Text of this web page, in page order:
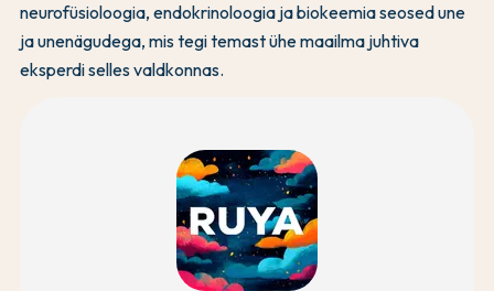
neurofüsioloogia, endokrinoloogia ja biokeemia seosed une
ja unenägudega, mis tegi temast ühe maailma juhtiva
eksperdi selles valdkonnas.